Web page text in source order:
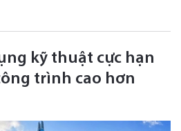
kỹ thuật cực hạn
trình cao hơn